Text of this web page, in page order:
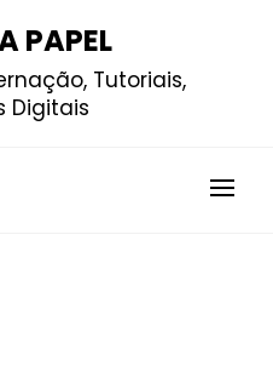
PAPEL
Tutoriais,
Digitais